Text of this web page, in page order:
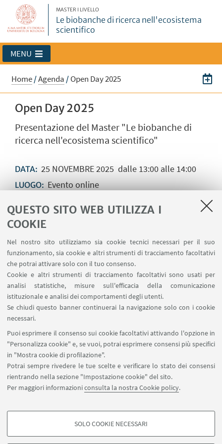
QUESTO SITO WEB UTILIZZA I
COOKIE
Nel nostro sito utilizziamo sia cookie tecnici necessari per il suo
funzionamento, sia cookie e altri strumenti di tracciamento facoltativi
che potrai attivare solo con il tuo consenso.
Cookie e altri strumenti di tracciamento facoltativi sono usati per
analisi statistiche, misure sull'efficacia della comunicazione
istituzionale e analisi dei comportamenti degli utenti.
Se chiudi questo banner continuerai la navigazione solo con i cookie
necessari.
Puoi esprimere il consenso sui cookie facoltativi attivando l'opzione in
"Personalizza cookie" e, se vuoi, potrai esprimere consensi più specifici
in "Mostra cookie di profilazione".
Potrai sempre rivedere le tue scelte e verificare lo stato dei consensi
rientrando nella sezione "Impostazione cookie" del sito.
Per maggiori informazioniconsulta la nostra Cookie policy.
COOKIE DI PROFILAZIONE - FACOLTATIVI
SOLO COOKIE NECESSARI
MASTER I LIVELLO
Le biobanche di ricerca nell'ecosistema
scientifico
MENU
Home/Agenda /Open Day 2025
Open Day 2025
Presentazione del Master "Le biobanche di
ricerca nell'ecosistema scientifico"
DATA: 25 NOVEMBRE2025 dalle 13:00 alle 14:00
LUOGO: Evento online
Compila il form e riceverai il link Teams per
responsabili del Master il 25 Novembre 2025 alle
ore 13.
Alle ore 11 potrai, se vorrai, partecipare anche alla
sessione di presentazione dei lavori finali di alcuni
masterizzandi dell'anno in corso.
Iscriviti all'open day
Contatti